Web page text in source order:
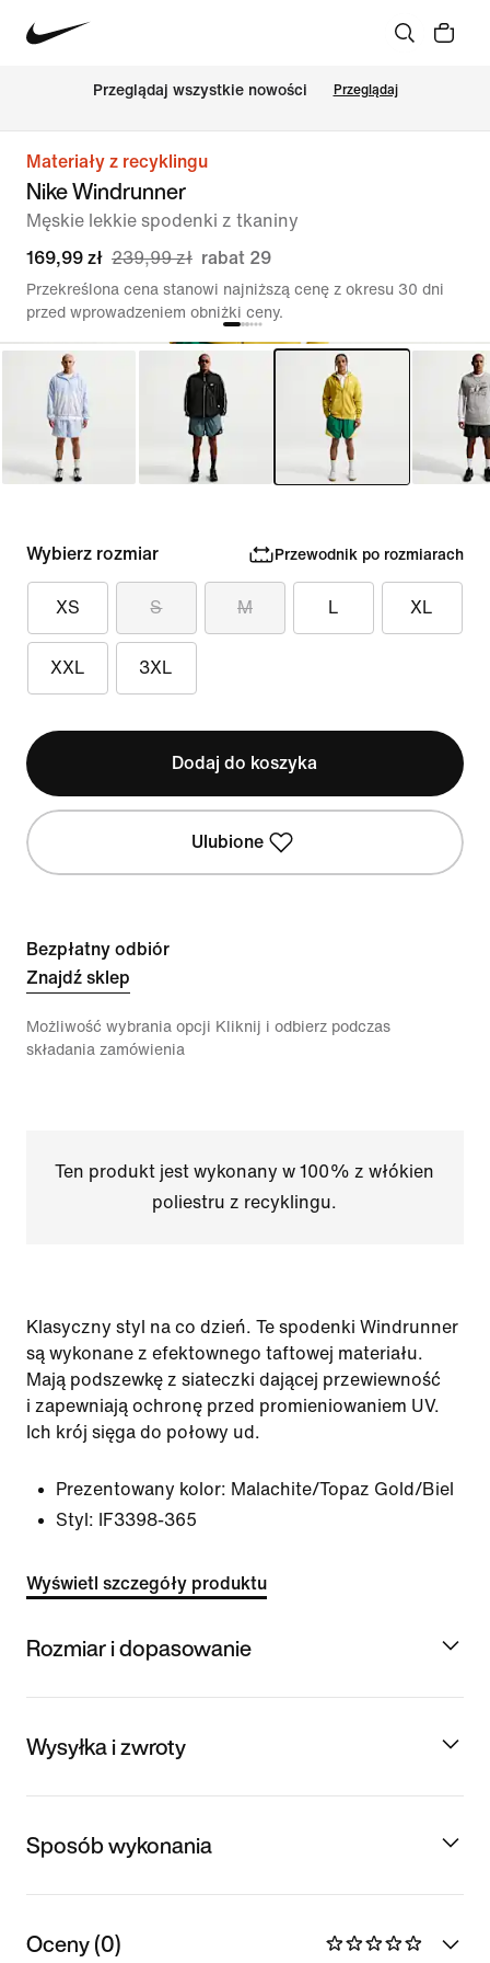
Przeglądaj wszystkie nowości Przeglądaj
Materiały z recyklingu
Nike Windrunner
Męskie lekkie spodenki z tkaniny
169,99 zł 239,99 zł rabat 29
Przekreślona cena stanowi najniższą cenę z okresu 30 dni
przed wprowadzeniem obniżki ceny.
Wybierz rozmiar Przewodnik po rozmiarach
XS S M L XL
XXL 3XL
Dodaj do koszyka
Ulubione
Bezpłatny odbiór
Znajdź sklep
Możliwość wybrania opcji Kliknij i odbierz podczas
składania zamówienia
Ten produkt jest wykonany w 100% z włókien
poliestru z recyklingu.
Klasyczny styl na co dzień. Te spodenki Windrunner
są wykonane z efektownego taftowej materiału.
Mają podszewkę z siateczki dającej przewiewność
i zapewniają ochronę przed promieniowaniem UV.
Ich krój sięga do połowy ud.
Prezentowany kolor: Malachite/Topaz Gold/Biel
Styl:
IF3398-365
Wyświetl szczegóły produktu
Rozmiar i dopasowanie
Wysyłka i zwroty
Sposób wykonania
Oceny (0)